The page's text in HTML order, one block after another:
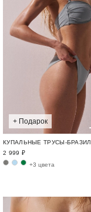
+ Подарок
2 999 ₽
+3 цвета